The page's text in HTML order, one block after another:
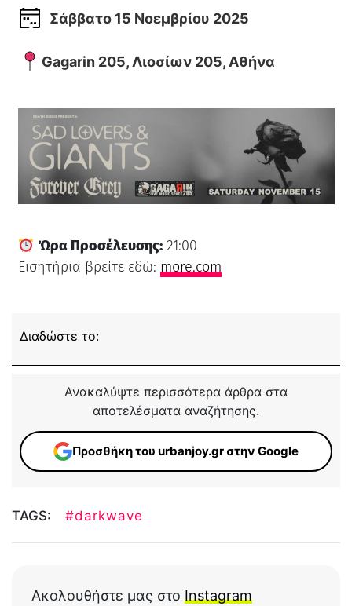
Σάββατο 15 Νοεμβρίου 2025
Gagarin 205, Λιοσίων 205, Αθήνα
Ώρα Προσέλευσης: 21:00
Εισητήρια βρείτε εδώ: more.com
Διαδώστε το:
Ανακαλύψτε περισσότερα άρθρα στα
αποτελέσματα αναζήτησης.
Προσθήκη του urbanjoy.gr στην Google
TAGS: #darkwave
Ακολουθήστε μας στο Instagram